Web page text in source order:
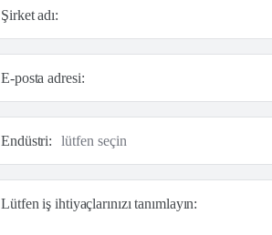
Şirket adı:
E-posta adresi:
Endüstri:
Lütfen iş ihtiyaçlarınızı tanımlayın: